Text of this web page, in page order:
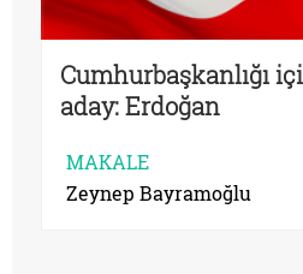
Cumhurbaşkanlığı
aday: Erdoğan
MAKALE
Zeynep Bayramoğlu